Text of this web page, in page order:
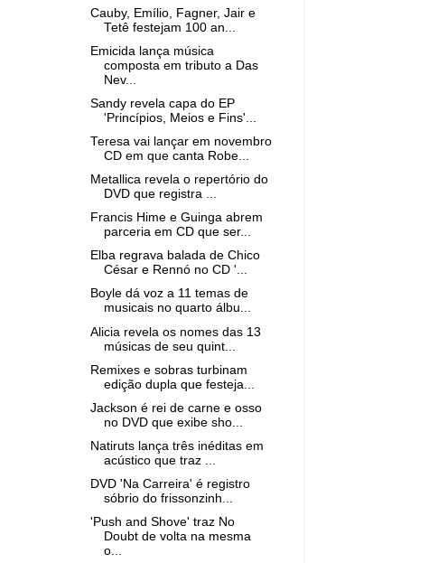
Cauby, Emílio, Fagner, Jair e
Tetê festejam 100 an...
Emicida lança música
composta em tributo a Das
Nev...
Sandy revela capa do EP
'Princípios, Meios e Fins'...
Teresa vai lançar em novembro
CD em que canta Robe...
Metallica revela o repertório do
DVD que registra ...
Francis Hime e Guinga abrem
parceria em CD que ser...
Elba regrava balada de Chico
César e Rennó no CD '...
Boyle dá voz a 11 temas de
musicais no quarto álbu...
Alicia revela os nomes das 13
músicas de seu quint...
Remixes e sobras turbinam
edição dupla que festeja...
Jackson é rei de carne e osso
no DVD que exibe sho...
Natiruts lança três inéditas em
acústico que traz ...
DVD 'Na Carreira' é registro
sóbrio do frissonzinh...
'Push and Shove' traz No
Doubt de volta na mesma
o...